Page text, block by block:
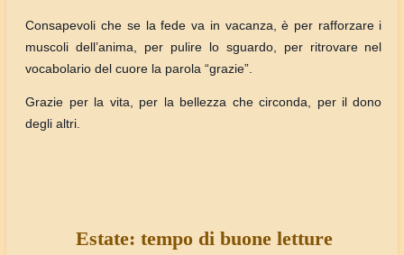
Consapevoli che se la fede va in vacanza, è per rafforzare i
muscoli dell’anima, per pulire lo sguardo, per ritrovare nel
vocabolario del cuore la parola “grazie”.
Grazie per la vita, per la bellezza che circonda, per il dono
degli altri.
Estate: tempo di buone letture